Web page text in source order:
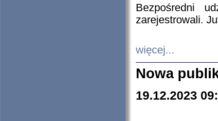
Bezpośredni
zarejestrowali.
więcej...
Nowa
19.12.2023